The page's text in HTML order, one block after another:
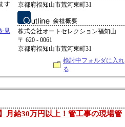
す
見
京都府福知山市荒河東町31
株式会社オートセレクション福知山
〒 620 - 0061
京都府福知山市荒河東町31
検討中フォルダに入れ
る
月給30万円以上！管工事の現場管